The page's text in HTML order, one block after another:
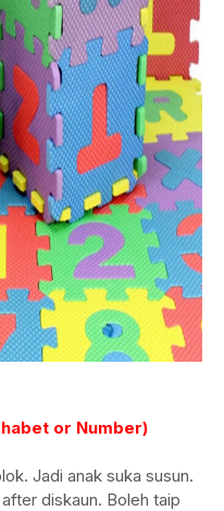
or Number)
Jadi anak suka susun.
diskaun. Boleh taip